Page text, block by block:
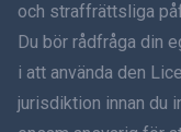
עברית
Română
och straffrättsliga
Du bör rådfråga din
i att använda den
jurisdiktion innan du